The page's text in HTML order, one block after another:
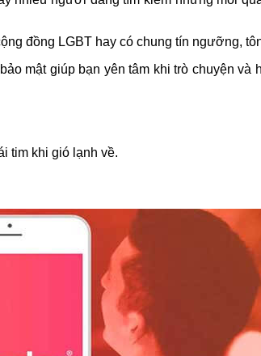
đồng LGBT hay có chung tín ngưỡng,
mật giúp bạn yên tâm khi trò chuyện
tim khi gió lạnh về.